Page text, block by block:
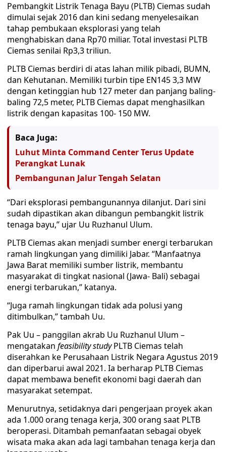
Pembangkit Listrik Tenaga Bayu (PLTB) Ciemas sudah
dimulai sejak 2016 dan kini sedang menyelesaikan
tahap pembukaan eksplorasi yang telah
menghabiskan dana Rp70 miliar. Total investasi PLTB
Ciemas senilai Rp3,3 triliun.
PLTB Ciemas berdiri di atas lahan milik pibadi, BUMN,
dan Kehutanan. Memiliki turbin tipe EN145 3,3 MW
dengan ketinggian hub 127 meter dan panjang baling-
baling 72,5 meter, PLTB Ciemas dapat menghasilkan
listrik dengan kapasitas 100- 150 MW.
Baca Juga:
Luhut Minta Command Center Terus Update
Perangkat Lunak
Pembangunan Jalur Tengah Selatan
“Dari eksplorasi pembangunannya dilanjut. Dari sini
sudah dipastikan akan dibangun pembangkit listrik
tenaga bayu,” ujar Uu Ruzhanul Ulum.
PLTB Ciemas akan menjadi sumber energi terbarukan
ramah lingkungan yang dimiliki Jabar. “Manfaatnya
Jawa Barat memiliki sumber listrik, membantu
masyarakat di tingkat nasional (Jawa- Bali) sebagai
energi terbarukan,” katanya.
“Juga ramah lingkungan tidak ada polusi yang
ditimbulkan,” tambah Uu.
Pak Uu – panggilan akrab Uu Ruzhanul Ulum –
mengatakan feasibility studyPLTB Ciemas telah
diserahkan ke Perusahaan Listrik Negara Agustus 2019
dan diperbarui awal 2021. Ia berharap PLTB Ciemas
dapat membawa benefit ekonomi bagi daerah dan
masyarakat setempat.
Menurutnya, setidaknya dari pengerjaan proyek akan
ada 1.000 orang tenaga kerja, 300 orang saat PLTB
beroperasi. Ditambah pemanfaatan sebagai obyek
wisata maka akan ada lagi tambahan tenaga kerja dan